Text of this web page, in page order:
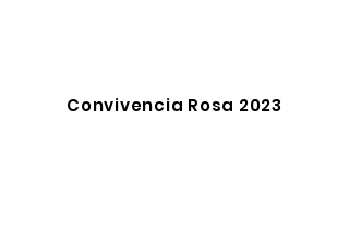
Convivencia Rosa 2023